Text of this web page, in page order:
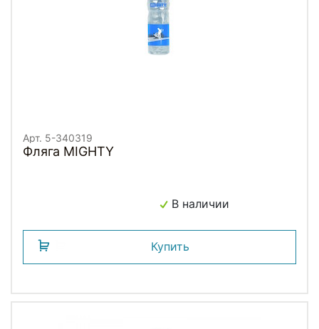
Арт. 5-340319
Фляга MIGHTY
В наличии
Купить